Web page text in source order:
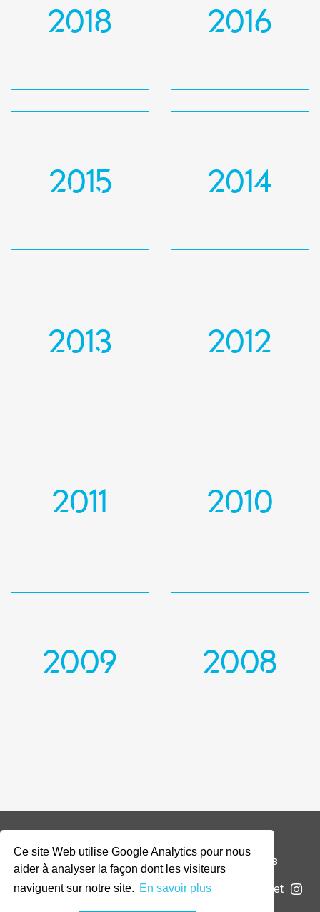
Ce site Web utilise Google Analytics pour nous
aider à analyser la façon dont les visiteurs
naviguent sur notre site. En savoir plus
2018 2016
2015 2014
2013 2012
2011 2010
2009 2008
© 2026 Addax & Oryx Foundation —Mentions légales
La Fondation Projets Actualités Soumettre un projet